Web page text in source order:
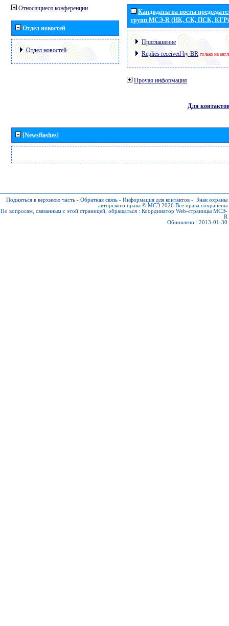
Относящиеся конференции
Отдел новостей
Отдел новостей
Кандидаты на посты
групп МСЭ-R (ИК, СК, ПСК, КГР)
Приглашение
Replies received by BR только на
Прочая информация
Для контактов
[Newsflashes]
Подняться в верхнюю часть - Обратная связь - Информация для контактов - Знак охраны
авторского права © МСЭ 2026 Все права сохранены
По вопросам, связанным с этой страницей, обращаться : Координатор Web-страницы МСЭ-
R
Обновлено : 2013-01-30